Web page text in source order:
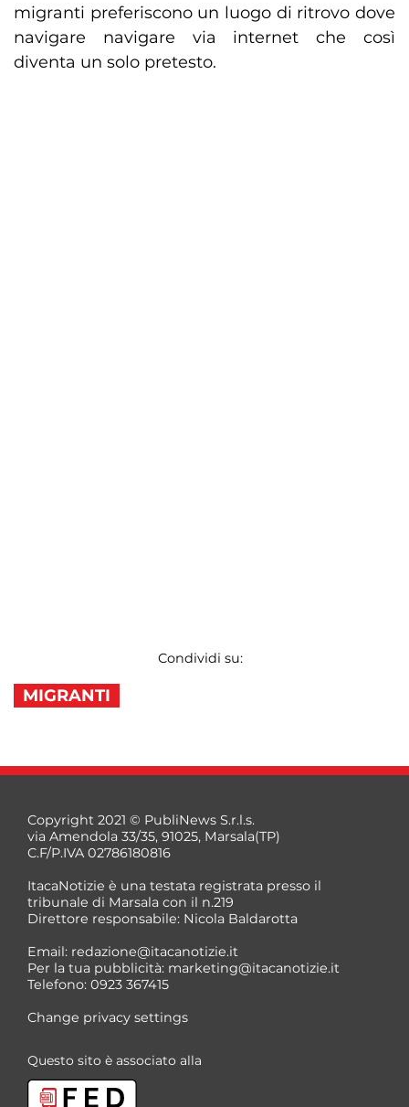
migranti preferiscono un luogo di ritrovo dove
navigare navigare via internet che così
diventa un solo pretesto.
Condividi su:
MIGRANTI
Copyright 2021 © PubliNews S.r.l.s.
via Amendola 33/35, 91025, Marsala(TP)
C.F/P.IVA 02786180816
ItacaNotizie è una testata registrata presso il
tribunale di Marsala con il n.219
Direttore responsabile: Nicola Baldarotta
Email: redazione@itacanotizie.it
Per la tua pubblicità: marketing@itacanotizie.it
Telefono: 0923 367415
Change privacy settings
Questo sito è associato alla